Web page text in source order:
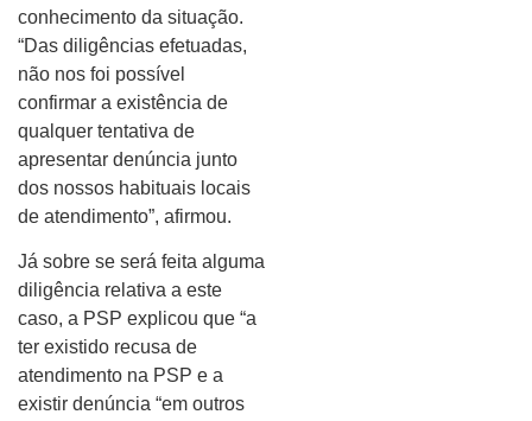
conhecimento da situação.
“Das diligências efetuadas,
não nos foi possível
confirmar a existência de
qualquer tentativa de
apresentar denúncia junto
dos nossos habituais locais
de atendimento”, afirmou.
Já sobre se será feita alguma
diligência relativa a este
caso, a PSP explicou que “a
ter existido recusa de
atendimento na PSP e a
existir denúncia “em outros